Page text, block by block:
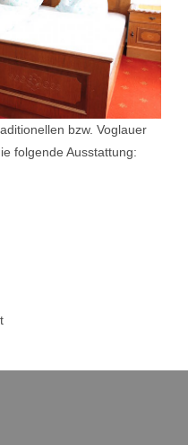
bzw. Voglauer
folgende Ausstattung: